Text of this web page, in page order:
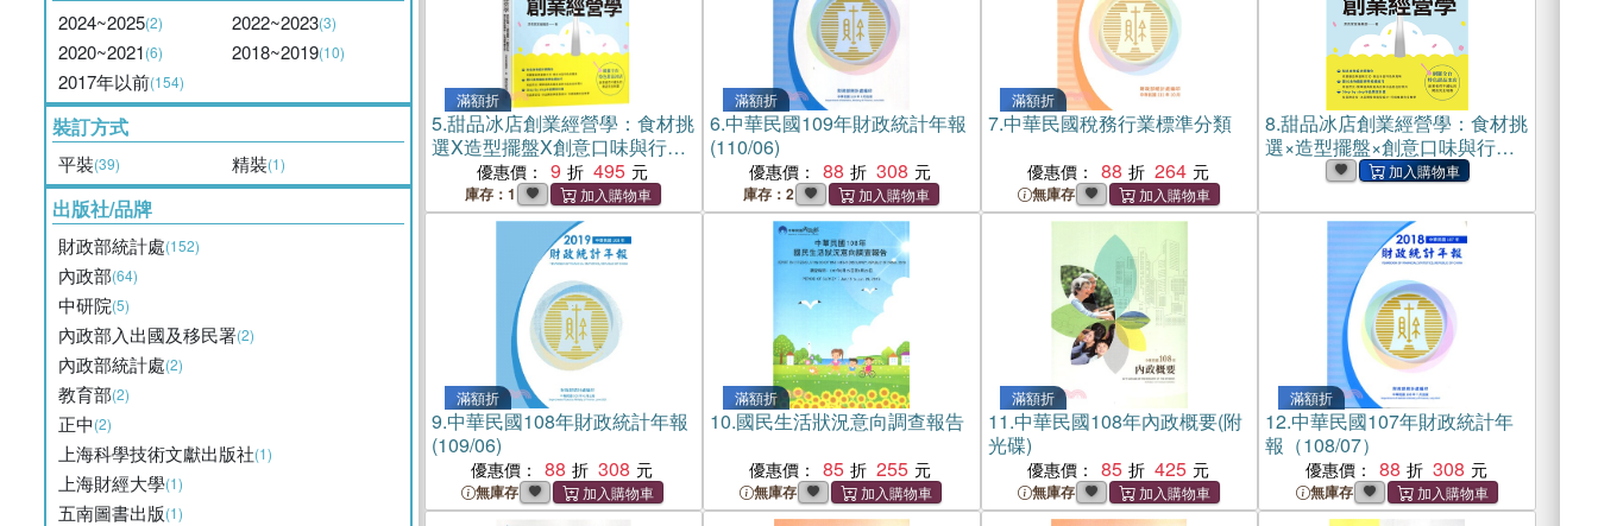
2024~2025(2) 2022~2023(3)
2020~2021(6) 2018~2019(10)
2017年以前(154)
裝訂方式
平裝(39) 精裝(1)
出版社/品牌
財政部統計處(152)
內政部(64)
中研院(5)
內政部入出國及移民署(2)
內政部統計處(2)
教育部(2)
正中(2)
上海科學技術文獻出版社(1)
上海財經大學(1)
五南圖書出版(1)
滿額折
5.甜品冰店創業經營學：食材挑
選X造型擺盤X創意口味與行銷
社群圈粉，打造超吸睛冰店
優惠價： 9 495
庫存：1
滿額折
6.中華民國109年財政統計年報
(110/06)
優惠價： 88 308
庫存：2
滿額折
7.中華民國稅務行業標準分類
優惠價： 88 264
無庫存
8.甜品冰店創業經營學：食材挑
選×造型擺盤×創意口味與行銷
社群圈粉，打造超吸睛冰店(電
滿額折
9.中華民國108年財政統計年報
(109/06)
優惠價： 88 308
無庫存
滿額折
10.國民生活狀況意向調查報告
優惠價： 85 255
無庫存
滿額折
11.中華民國108年內政概要(附
光碟)
優惠價： 85 425
無庫存
滿額折
12.中華民國107年財政統計年
報（108/07）
優惠價： 88 308
無庫存